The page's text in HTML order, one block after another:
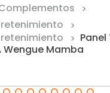
Panel
Wengue Mamba